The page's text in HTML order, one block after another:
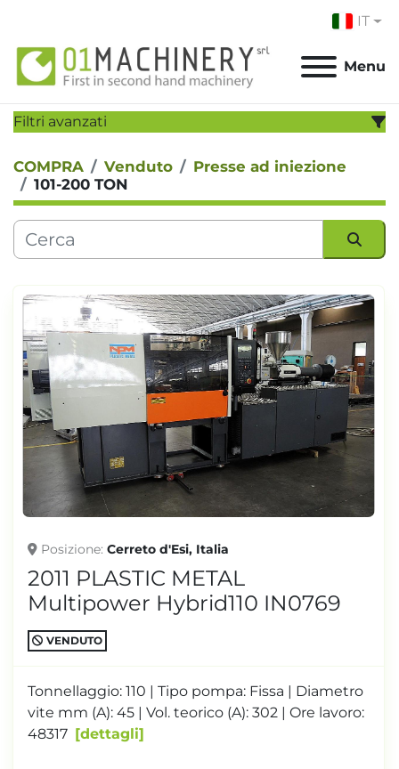
IT
Menu
Filtri avanzati
CATEGORIA:
MODELLO:
ANNO
Applicare Cancella
TONNELLAGGIO
COMPRA Venduto
Presse ad iniezione
101-200 TON
Posizione Cerreto d'Esi, Italia
2011 PLASTIC METAL
Multipower Hybrid110 IN0769
VENDUTO
Tonnellaggio: 110 | Tipo pompa: Fissa | Diametro
vite mm (A): 45 | Vol. teorico (A): 302 | Ore lavoro:
48317
dettagli